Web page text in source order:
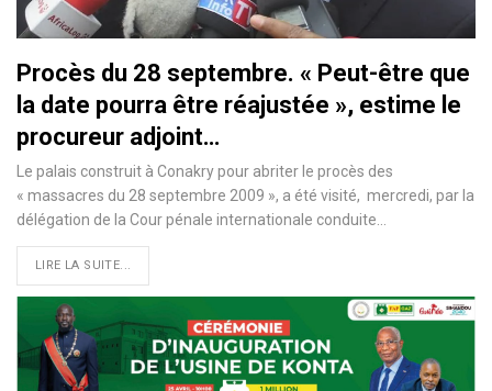
Procès du 28 septembre. « Peut-être que
la date pourra être réajustée », estime le
procureur adjoint…
Le palais construit à Conakry pour abriter le procès des
« massacres du 28 septembre 2009 », a été visité, mercredi, par la
délégation de la Cour pénale internationale conduite…
LIRE LA SUITE...